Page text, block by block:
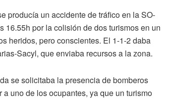
producía un accidente de tráfico en la SO-
16.55h por la colisión de dos turismos en un
heridos, pero conscientes. El 1-1-2 daba
Sacyl, que enviaba recursos a la zona.
se solicitaba la presencia de bomberos
a uno de los ocupantes, ya que un turismo